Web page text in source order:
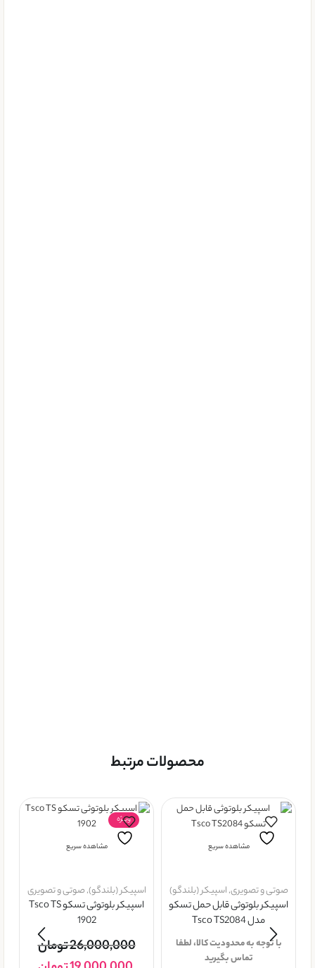
محصولات مرتبط
مشاهده سریع
صوتی و تصویری,اسپیکر (بلندگو)
اسپیکر بلوتوثی قابل حمل تسکو
مدل Tsco TS2084
با توجه به محدودیت کالا، لطفا
تماس بگیرید
ویــژه
مشاهده سریع
اسپیکر (بلندگو),صوتی و تصویری
اسپیکر بلوتوثی تسکو Tsco TS
1902
26,000,000تومان